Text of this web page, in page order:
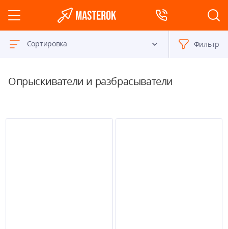
Сортировка Фильтр
Опрыскиватели и разбрасыватели